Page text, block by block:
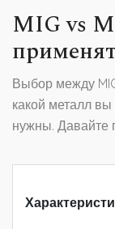
MIG vs
Выбор между
какой металл
нужны. Давайте